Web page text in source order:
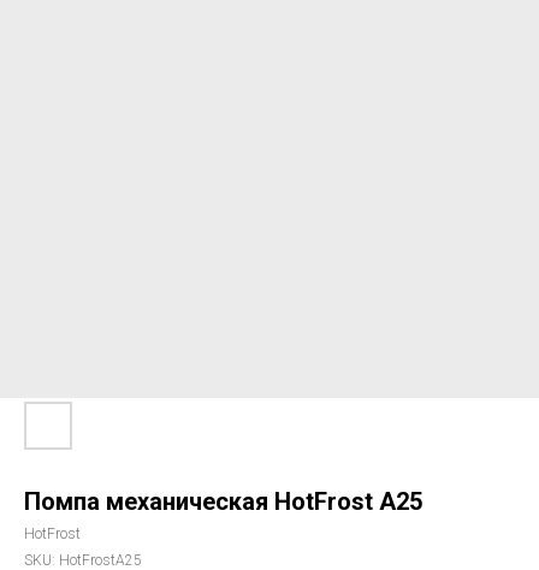
Помпа механическая HotFrost А25
HotFrost
SKU: HotFrostА25